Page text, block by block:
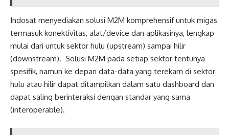
Indosat menyediakan solusi M2M komprehensif untuk migas
termasuk konektivitas, alat/device dan aplikasinya, lengkap
mulai dari untuk sektor hulu (upstream) sampai hilir
(downstream). Solusi M2M pada setiap sektor tentunya
spesifik, namun ke depan data-data yang terekam di sektor
hulu atau hilir dapat ditampilkan dalam satu dashboard dan
dapat saling berinteraksi dengan standar yang sama
(interoperable).